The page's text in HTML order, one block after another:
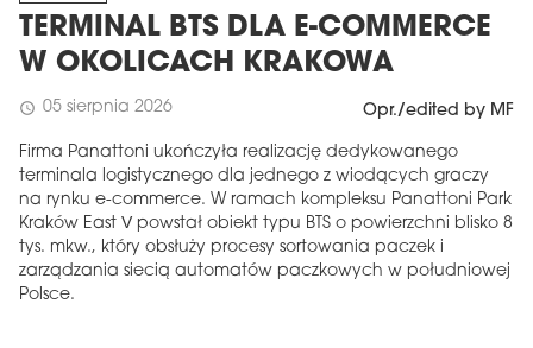
TERMINAL BTS DLA E-COMMERCE
W OKOLICACH KRAKOWA
schedule 05 sierpnia 2026 Opr./edited by MF
Firma Panattoni ukończyła realizację dedykowanego
terminala logistycznego dla jednego z wiodących graczy
na rynku e-commerce. W ramach kompleksu Panattoni Park
Kraków East V powstał obiekt typu BTS o powierzchni blisko 8
tys. mkw., który obsłuży procesy sortowania paczek i
zarządzania siecią automatów paczkowych w południowej
Polsce.